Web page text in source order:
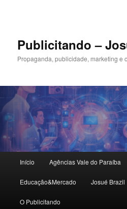
principalPublicitando –
Propaganda, publicidade, marketing e
principal
Início Agências Vale do Paraíba
Educação&Mercado Josué Brazil
O Publicitando